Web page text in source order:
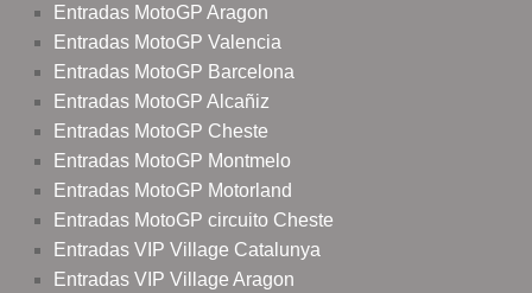
Entradas MotoGP Aragon
Entradas MotoGP Valencia
Entradas MotoGP Barcelona
Entradas MotoGP Alcañiz
Entradas MotoGP Cheste
Entradas MotoGP Montmelo
Entradas MotoGP Motorland
Entradas MotoGP circuito Cheste
Entradas VIP Village Catalunya
Entradas VIP Village Aragon